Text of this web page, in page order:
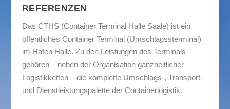
REFERENZEN
Das CTHS (Container Terminal Halle Saale) ist ein
öffentliches Container Terminal (Umschlagssterminal)
im Hafen Halle. Zu den Leistungen des Terminals
gehören – neben der Organisation ganzheitlicher
Logistikketten – die komplette Umschlags-, Transport-
und Dienstleistungspalette der Containerlogistik.